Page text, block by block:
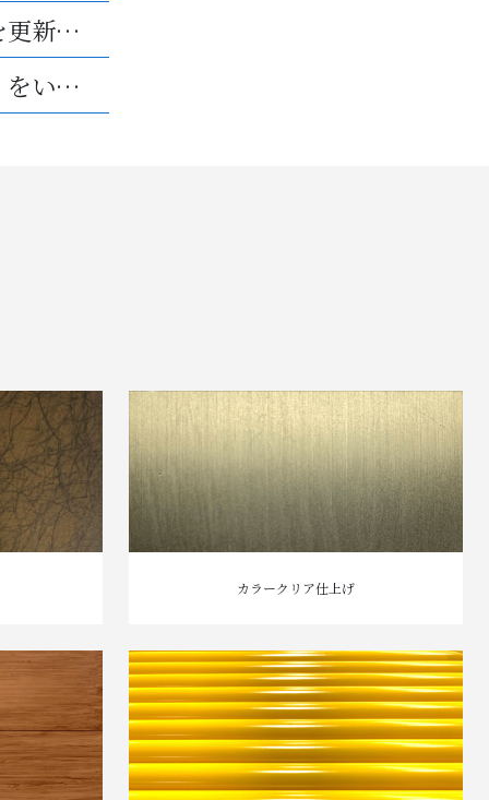
「エコアクション21」の認証を更新いたしました。
光栄プロテックは「10億宣言」をいたします。
カラークリア仕上げ